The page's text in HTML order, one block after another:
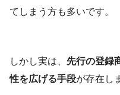
てしまう方も多いです。
しかし実は、 先行の登録
性を広げる手段が存在し